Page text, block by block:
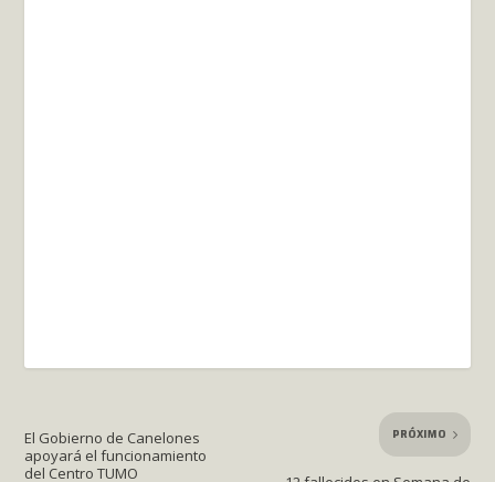
El Gobierno de Canelones
apoyará el funcionamiento
del Centro TUMO
PRÓXIMO